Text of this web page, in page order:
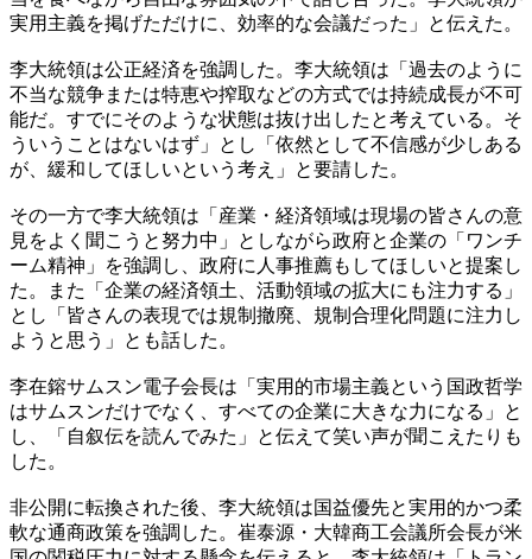
実用主義を掲げただけに、効率的な会議だった」と伝えた。
李大統領は公正経済を強調した。李大統領は「過去のように
不当な競争または特恵や搾取などの方式では持続成長が不可
能だ。すでにそのような状態は抜け出したと考えている。そ
ういうことはないはず」とし「依然として不信感が少しある
が、緩和してほしいという考え」と要請した。
その一方で李大統領は「産業・経済領域は現場の皆さんの意
見をよく聞こうと努力中」としながら政府と企業の「ワンチ
ーム精神」を強調し、政府に人事推薦もしてほしいと提案し
た。また「企業の経済領土、活動領域の拡大にも注力する」
とし「皆さんの表現では規制撤廃、規制合理化問題に注力し
ようと思う」とも話した。
李在鎔サムスン電子会長は「実用的市場主義という国政哲学
はサムスンだけでなく、すべての企業に大きな力になる」と
し、「自叙伝を読んでみた」と伝えて笑い声が聞こえたりも
した。
非公開に転換された後、李大統領は国益優先と実用的かつ柔
軟な通商政策を強調した。崔泰源・大韓商工会議所会長が米